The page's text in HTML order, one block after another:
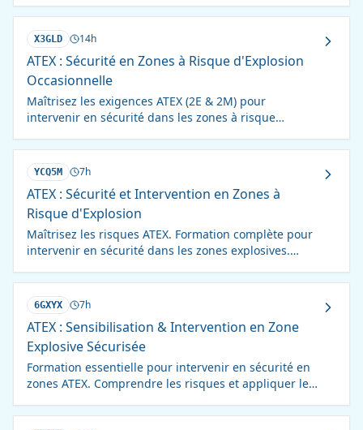
X3GLD 14h
ATEX : Sécurité en Zones à Risque d'Explosion
Occasionnelle
Maîtrisez les exigences ATEX (2E & 2M) pour
intervenir en sécurité dans les zones à risque
pratique.
YCQ5M 7h
ATEX : Sécurité et Intervention en Zones à
Risque d'Explosion
Maîtrisez les risques ATEX. Formation complète pour
intervenir en sécurité dans les zones explosives.
6GXYX 7h
ATEX : Sensibilisation & Intervention en Zone
Explosive Sécurisée
Formation essentielle pour intervenir en sécurité en
zones ATEX. Comprendre les risques et appliquer les
installations.